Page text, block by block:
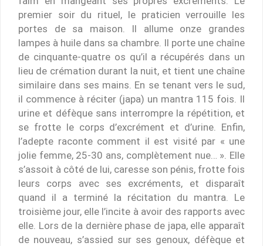
premier soir du rituel, le praticien verrouille les
portes de sa maison. Il allume onze grandes
lampes à huile dans sa chambre. Il porte une chaîne
de cinquante-quatre os qu’il a récupérés dans un
lieu de crémation durant la nuit, et tient une chaîne
similaire dans ses mains. En se tenant vers le sud,
il commence à réciter (japa) un mantra 115 fois. Il
urine et défèque sans interrompre la répétition, et
se frotte le corps d’excrément et d’urine. Enfin,
l’adepte raconte comment il est visité par « une
jolie femme, 25-30 ans, complètement nue… ». Elle
s’assoit à côté de lui, caresse son pénis, frotte fois
leurs corps avec ses excréments, et disparaît
quand il a terminé la récitation du mantra. Le
troisième jour, elle l’incite à avoir des rapports avec
elle. Lors de la dernière phase de japa, elle apparaît
de nouveau, s’assied sur ses genoux, défèque et